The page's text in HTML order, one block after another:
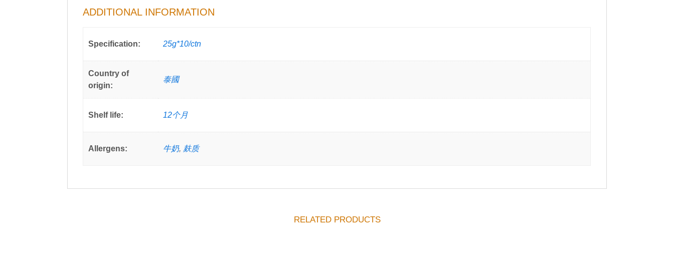
ADDITIONAL INFORMATION
Specification: 25g*10/ctn
Country of
origin:
泰國
Shelf life: 12个月
Allergens: 牛奶, 麸质
RELATED PRODUCTS